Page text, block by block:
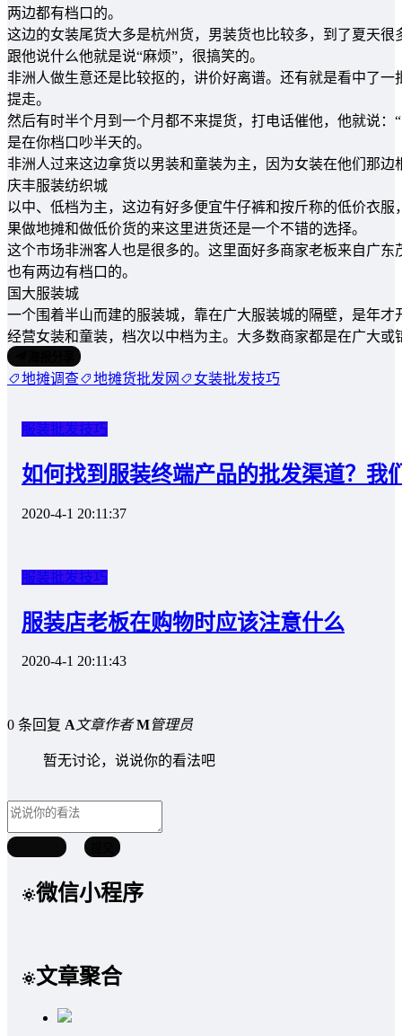
两边都有档口的。
这边的女装尾货大多是杭州货，男装货也比较多，到了夏天
跟他说什么他就是说“麻烦”，很搞笑的。
非洲人做生意还是比较抠的，讲价好离谱。还有就是看中了
提走。
然后有时半个月到一个月都不来提货，打电话催他，他就说
是在你档口吵半天的。
非洲人过来这边拿货以男装和童装为主，因为女装在他们那
庆丰服装纺织城
以中、低档为主，这边有好多便宜牛仔裤和按斤称的低价衣
果做地摊和做低价货的来这里进货还是一个不错的选择。
这个市场非洲客人也是很多的。这里面好多商家老板来自广
也有两边有档口的。
国大服装城
一个围着半山而建的服装城，靠在广大服装城的隔壁，是年
经营女装和童装，档次以中档为主。大多数商家都是在广大
地摊调查 地摊货批发网 女装批发技巧
服装批发技巧
如何找到服装终端产品的批发渠道？我
2020-4-1 20:11:37
服装批发技巧
服装店老板在购物时应该注意什么
2020-4-1 20:11:43
0 条回复 A文章作者 M管理员
暂无讨论，说说你的看法吧
微信小程序
文章聚合